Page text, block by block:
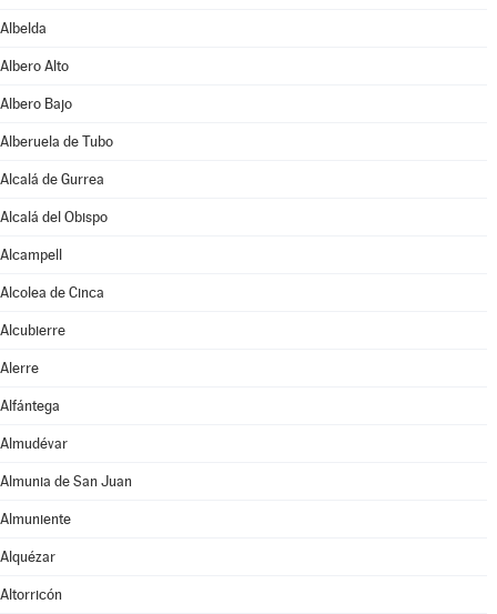
Albelda
Albero Alto
Albero Bajo
Alberuela de Tubo
Alcalá de Gurrea
Alcalá del Obispo
Alcampell
Alcolea de Cinca
Alcubierre
Alerre
Alfántega
Almudévar
Almunia de San Juan
Almuniente
Alquézar
Altorricón